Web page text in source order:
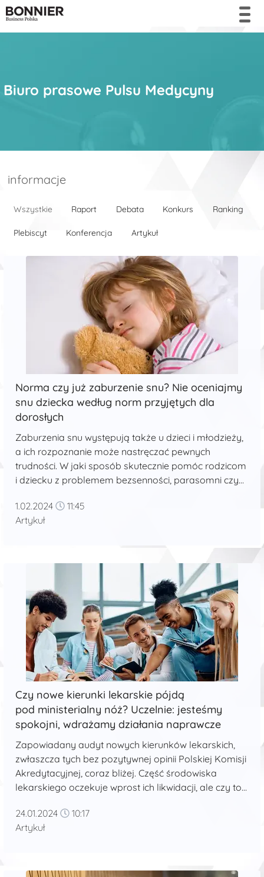
Biuro prasowe Pulsu Medycyny
Wszystkie Raport Debata Konkurs Ranking
Plebiscyt Konferencja Artykuł
informacje
Norma czy już zaburzenie snu? Nie oceniajmy
snu dziecka według norm przyjętych dla
dorosłych
Zaburzenia snu występują także u dzieci i młodzieży,
a ich rozpoznanie może nastręczać pewnych
trudności. W jaki sposób skutecznie pomóc rodzicom
i dziecku z problemem bezsenności, parasomni czy
zaburzeń snu u dzieci i młodzieży często bywa
problematyczne dla psychologów, pediatrów lub
1.02.2024
11:45
Artykuł
Czy nowe kierunki lekarskie pójdą
pod ministerialny nóż? Uczelnie: jesteśmy
spokojni, wdrażamy działania naprawcze
Zapowiadany audyt nowych kierunków lekarskich,
zwłaszcza tych bez pozytywnej opinii Polskiej Komisji
Akredytacyjnej, coraz bliżej. Część środowiska
lekarskiego oczekuje wprost ich likwidacji, ale czy to
ponowną weryfikację do wprowadzania działań
naprawczych, które mają przekonać PKA do
24.01.2024
10:17
Artykuł